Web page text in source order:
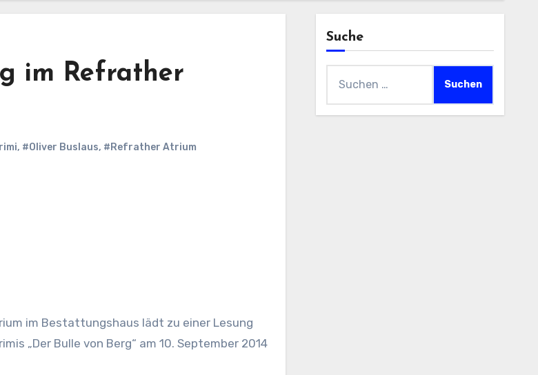
im Refrather
, #Oliver Buslaus, #Refrather Atrium
„Der Bulle von Berg“ am 10. September 2014
Suche
nach: